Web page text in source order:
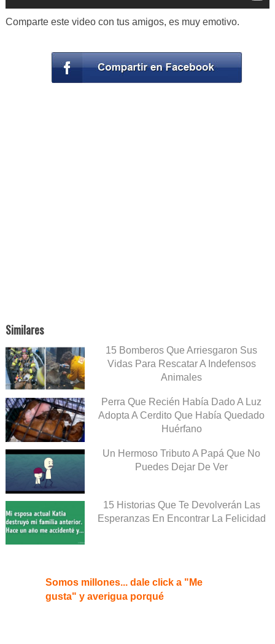
Comparte este video con tus amigos, es muy emotivo.
Similares
15 Bomberos Que Arriesgaron Sus
Vidas Para Rescatar A Indefensos
Animales
Perra Que Recién Había Dado A Luz
Adopta A Cerdito Que Había Quedado
Huérfano
Un Hermoso Tributo A Papá Que No
Puedes Dejar De Ver
15 Historias Que Te Devolverán Las
Esperanzas En Encontrar La Felicidad
Somos millones... dale click a "Me
gusta" y averigua porqué